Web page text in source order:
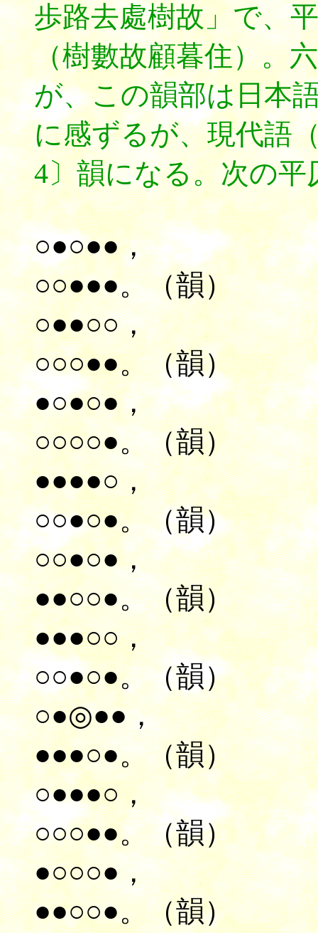
歩路去處樹故」で、
（樹數故顧暮住）。
が、この韻部は日本
に感ずるが、現代語
4〕韻になる。次の
○●○●●，
○○●●●。（韻）
○●●○○，
○○○●●。（韻）
●○●○●，
○○○○●。（韻）
●●●●○，
○○●○●。（韻）
○○●○●，
●●○○●。（韻）
●●●○○，
○○●○●。（韻）
○●◎●●，
●●●○●。（韻）
○●●●○，
○○○●●。（韻）
●○○○●，
●●○○●。（韻）